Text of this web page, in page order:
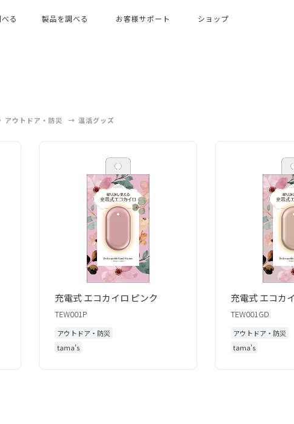
る 製品を調べる お客様サポート ショップ
アウトドア・防災 温活グッズ
充電式 エコカイロ ピンク
TEW001P
アウトドア・防災
tama's
充電式 エコカ
TEW001GD
アウトドア・防災
tama's